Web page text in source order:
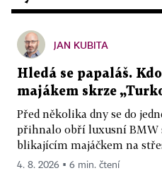
JAN KUBITA
Hledá se papaláš.
majákem skrze
Před několika dny se do
přihnalo obří luxusní BMW
blikajícím majáčkem na
4. 8. 2026 ▪ 6 min. čtení